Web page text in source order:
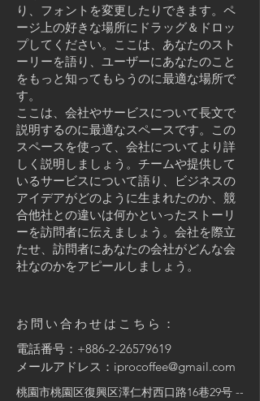
り、フォントを変更したりできます。ペ
ージ上の好きな場所にドラッグ＆ドロッ
プしてください。ここは、あなたのスト
ーリーを語り、ユーザーにあなたのこと
をもっと知ってもらうのに最適な場所で
す。
ここは、会社やサービスについて長文で
説明するのに最適なスペースです。この
スペースを使って、会社についてより詳
しく説明しましょう。チームや提供して
いるサービスについて語り、ビジネスの
アイデアがどのように生まれたのか、競
合他社との違いは何かといったストーリ
ーを訪問者に伝えましょう。会社を際立
たせ、訪問者にあなたの会社がどんな会
社なのかをアピールしましょう。
お問い合わせはこちら：
電話番号：+886-2-26579619
メールアドレス： iprocoffee@gmail.com
桃園市桃園区復興区澤仁村西口路16巷29号 --